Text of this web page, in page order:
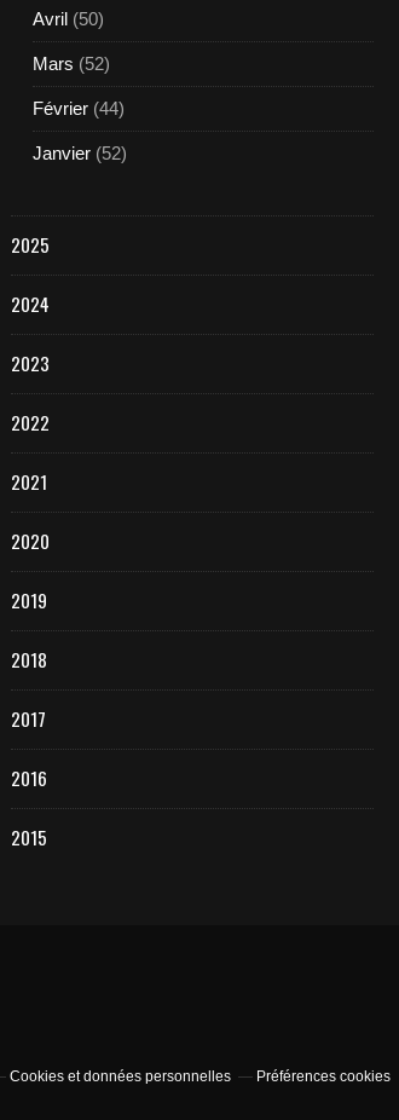
Avril (50)
Mars (52)
Février (44)
Janvier (52)
2025
2024
2023
2022
2021
2020
2019
2018
2017
2016
2015
Cookies et données personnelles Préférences cookies